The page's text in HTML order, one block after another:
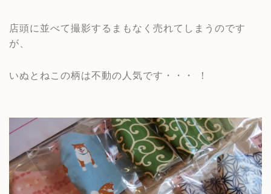
店頭に並べて撮影するまもなく売れてしまうのです
が、
いぬとねこの柄は不動の人気です・・・ ！